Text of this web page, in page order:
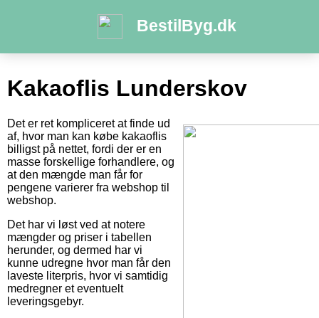
BestilByg.dk
Kakaoflis Lunderskov
Det er ret kompliceret at finde ud
af, hvor man kan købe kakaoflis
billigst på nettet, fordi der er en
masse forskellige forhandlere, og
at den mængde man får for
pengene varierer fra webshop til
webshop.
Det har vi løst ved at notere
mængder og priser i tabellen
herunder, og dermed har vi
kunne udregne hvor man får den
laveste literpris, hvor vi samtidig
medregner et eventuelt
leveringsgebyr.